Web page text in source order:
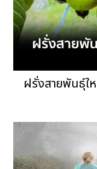
ฝรั่งสายพันธุ์ใ